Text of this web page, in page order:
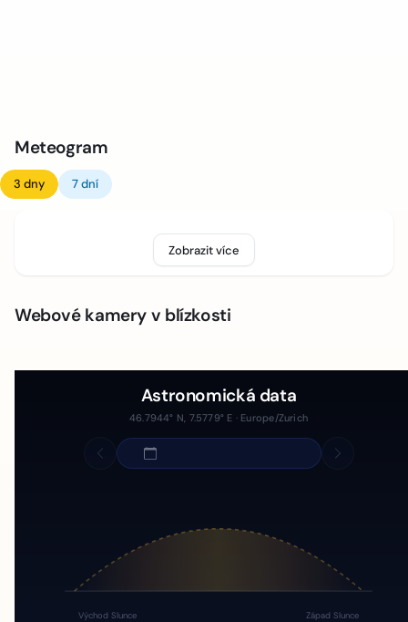
Meteogram
3 dny 7 dní
Zobrazit více
Webové kamery v blízkosti
Astronomická data
46.7944° N, 7.5779° E · Europe/Zurich
Východ Slunce Západ Slunce